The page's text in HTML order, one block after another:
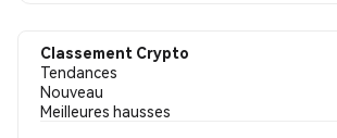
Classement Crypto
Tendances
Nouveau
Meilleures hausses